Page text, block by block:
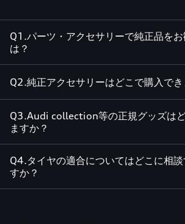
Q1.パーツ・アクセサリーで純正品を
は？
Q2.純正アクセサリーはどこで購入でき
Q3.Audi collection等の正規グッズは
ますか？
Q4.タイヤの適合についてはどこに相
すか？